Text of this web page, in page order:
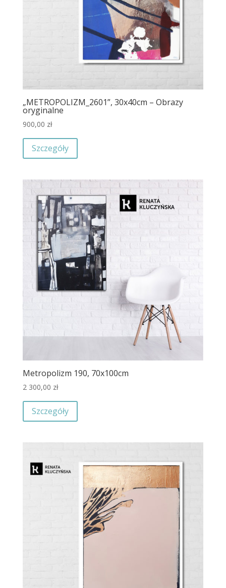
„METROPOLIZM_2601”, 30x40cm – Obrazy
oryginalne
900,00 zł
Szczegóły
Metropolizm 190, 70x100cm
2 300,00 zł
Szczegóły